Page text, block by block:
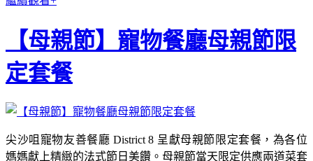
【母親節】寵物餐廳母親節限
定套餐
尖沙咀寵物友善餐廳 District 8 呈獻母親節限定套餐，為各位
媽媽獻上精緻的法式節日美饡。母親節當天限定供應兩道菜套